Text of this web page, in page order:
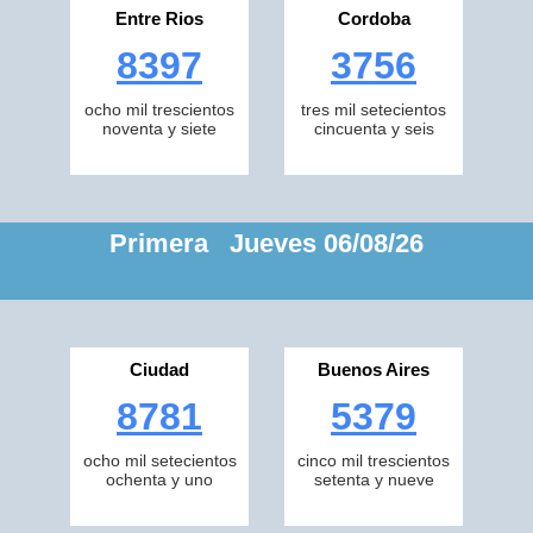
Entre Rios
8397
ocho mil trescientos
noventa y siete
Cordoba
3756
tres mil setecientos
cincuenta y seis
Primera Jueves 06/08/26
Ciudad
8781
ocho mil setecientos
ochenta y uno
Buenos Aires
5379
cinco mil trescientos
setenta y nueve